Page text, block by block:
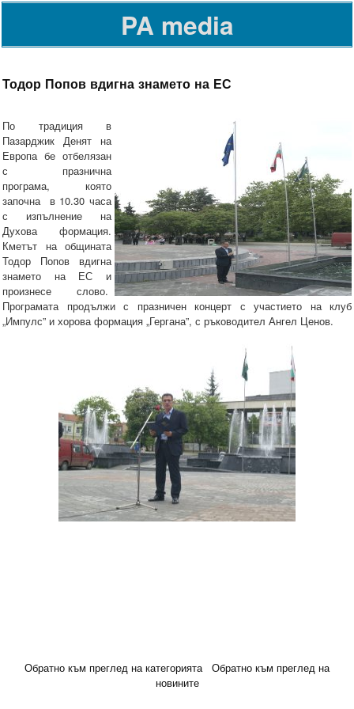
PA media
Тодор Попов вдигна знамето на ЕС
По традиция в
Пазарджик Денят на
Европа бе отбелязан
с празнична
програма, която
започна в 10.30 часа
с изпълнение на
Духова формация.
Кметът на общината
Тодор Попов вдигна
знамето на ЕС и
произнесе слово.
Програмата продължи с празничен концерт с участието на клуб
„Импулс” и хорова формация „Гергана”, с ръководител Ангел Ценов.
Обратно към преглед на категорията
Обратно към преглед на
новините